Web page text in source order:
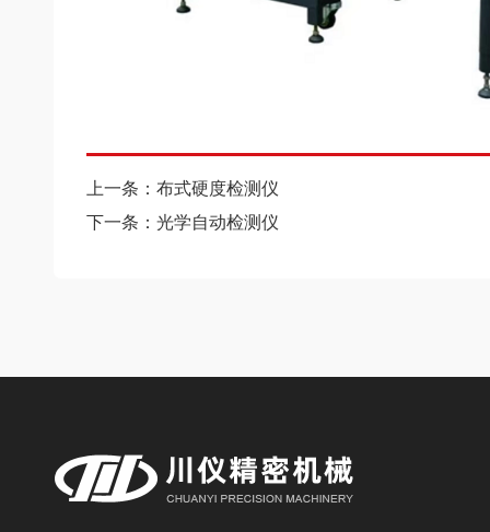
上一条：布式硬度检测仪
下一条：光学自动检测仪